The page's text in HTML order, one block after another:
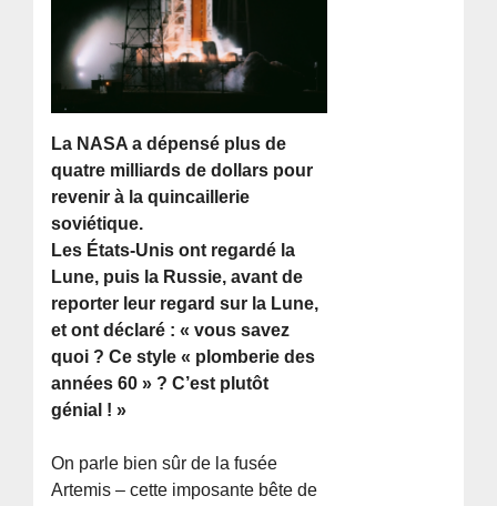
La NASA a dépensé plus de
quatre milliards de dollars pour
revenir à la quincaillerie
soviétique.
Les États-Unis ont regardé la
Lune, puis la Russie, avant de
reporter leur regard sur la Lune,
et ont déclaré : « vous savez
quoi ? Ce style « plomberie des
années 60 » ? C’est plutôt
génial ! »
On parle bien sûr de la fusée
Artemis – cette imposante bête de